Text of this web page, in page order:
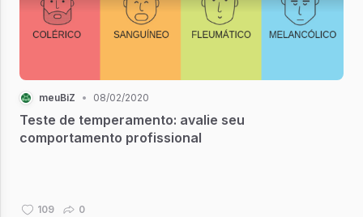
meuBiZ • 08/02/2020
Teste de temperamento: avalie seu
comportamento profissional
109 0